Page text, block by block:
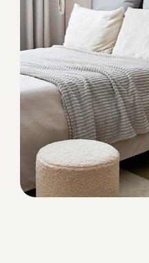
Avelina 9516
Avelina 9392
ВЕЛЮР
Гольфстрим